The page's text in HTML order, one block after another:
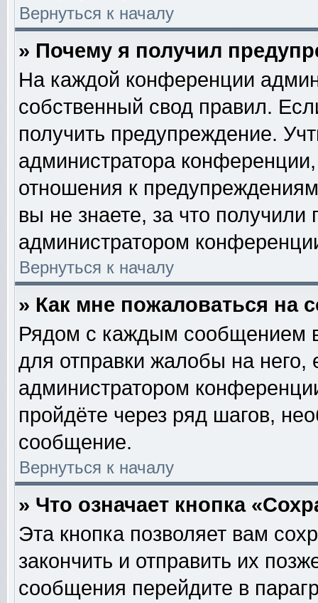
Вернуться к началу
» Почему я получил
На каждой конференции
собственный свод правил.
получить предупреждение.
администратора
отношения к
вы не знаете, за что
администратором
Вернуться к началу
» Как мне пожаловаться на
Рядом с каждым сообщением
для отправки жалобы на него,
администратором
пройдёте через ряд шагов,
сообщение.
Вернуться к началу
» Что означает кнопка
Эта кнопка позволяет вам
закончить и отправить их
сообщения перейдите в